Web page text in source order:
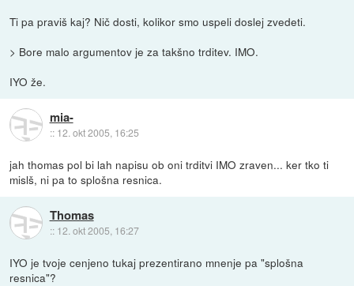
Ti pa praviš kaj? Nič dosti, kolikor smo uspeli doslej zvedeti.
> Bore malo argumentov je za takšno trditev. IMO.
IYO že.
mia-
:: 12. okt 2005, 16:25
jah thomas pol bi lah napisu ob oni trditvi IMO zraven... ker tko ti
mislš, ni pa to splošna resnica.
Thomas
:: 12. okt 2005, 16:27
IYO je tvoje cenjeno tukaj prezentirano mnenje pa "splošna
resnica"?